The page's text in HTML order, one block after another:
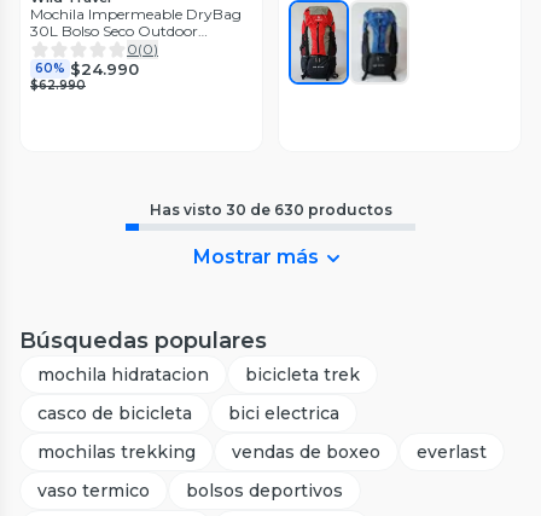
Mochila Impermeable DryBag
30L Bolso Seco Outdoor
Waterproof Tipo Estanca Wild
Travel
0(0)
60% $24.990
$62.990
Has visto 30 de 630 productos
Mostrar más
Búsquedas populares
mochila hidratacion
bicicleta trek
casco de bicicleta
bici electrica
mochilas trekking
vendas de boxeo
everlast
vaso termico
bolsos deportivos